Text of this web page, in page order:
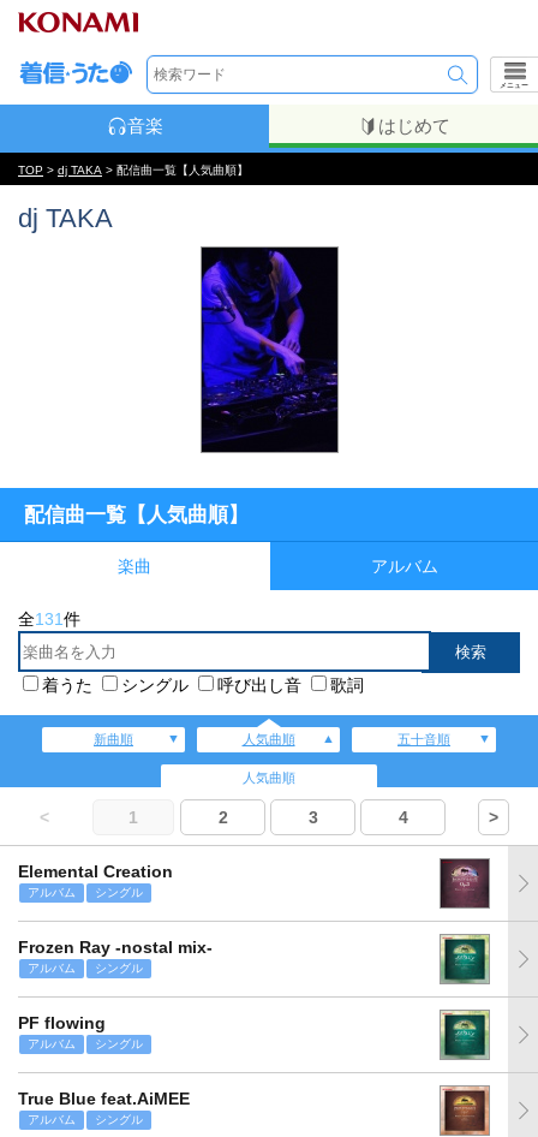
メニュー
音楽 はじめて
TOP > dj TAKA > 配信曲一覧【人気曲順】
dj TAKA
配信曲一覧【人気曲順】
楽曲 アルバム
全131件
着うた シングル 呼び出し音 歌詞
新曲順 人気曲順 五十音順
人気曲順
< 1 2 3 4 >
Elemental Creation
アルバム シングル
Frozen Ray -nostal mix-
アルバム シングル
PF flowing
アルバム シングル
True Blue feat.AiMEE
アルバム シングル